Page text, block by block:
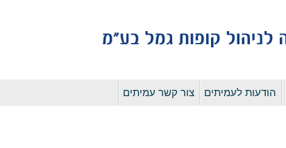
לדלג
הודעות לעמיתים צור קשר עמיתים